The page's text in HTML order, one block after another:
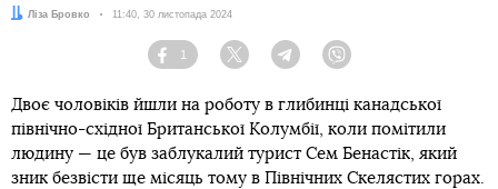
Автор:
Ліза Бровко Дата:
11:40, 30 листопада 2024
Facebook
1
Twitter TelegramViber
Двоє чоловіків йшли на роботу в глибинці канадської
північно-східної Британської Колумбії, коли помітили
людину — це був заблукалий турист Сем Бенастік, який
зник безвісти ще місяць тому в Північних Скелястих горах.